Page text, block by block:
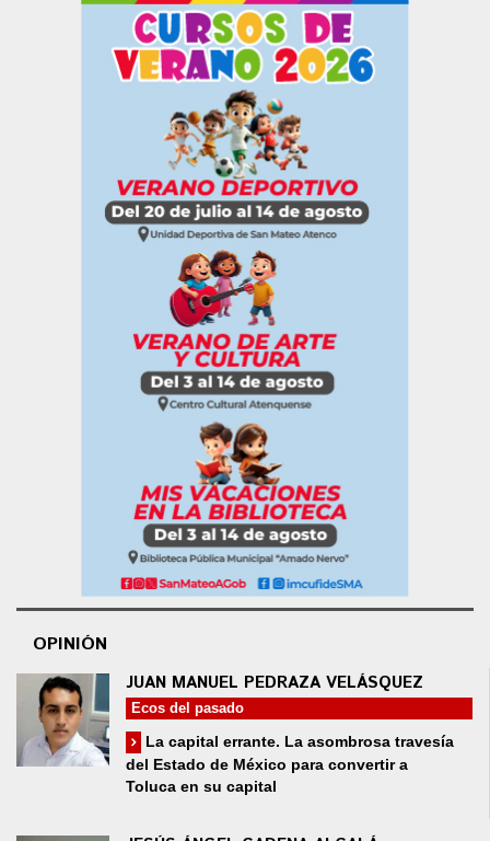
OPINIÓN
JUAN MANUEL PEDRAZA VELÁSQUEZ
Ecos del pasado
La capital errante. La asombrosa travesía
del Estado de México para convertir a
Toluca en su capital